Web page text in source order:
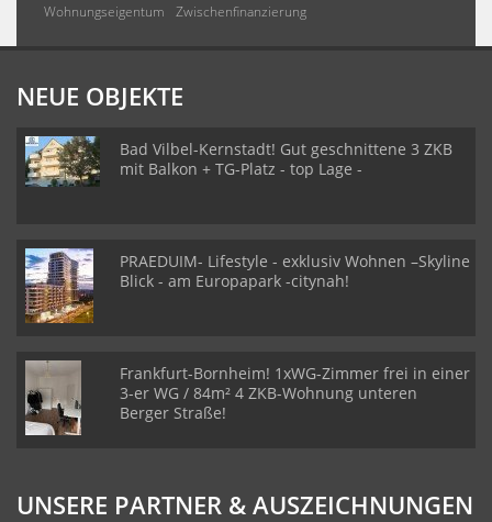
Wohnungseigentum
Zwischenfinanzierung
NEUE OBJEKTE
Bad Vilbel-Kernstadt! Gut geschnittene 3 ZKB
mit Balkon + TG-Platz - top Lage -
PRAEDUIM- Lifestyle - exklusiv Wohnen –Skyline
Blick - am Europapark -citynah!
Frankfurt-Bornheim! 1xWG-Zimmer frei in einer
3-er WG / 84m² 4 ZKB-Wohnung unteren
Berger Straße!
UNSERE PARTNER & AUSZEICHNUNGEN